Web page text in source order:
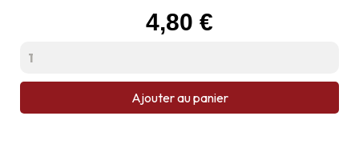
Prix
4,80 €
Ajouter au panier